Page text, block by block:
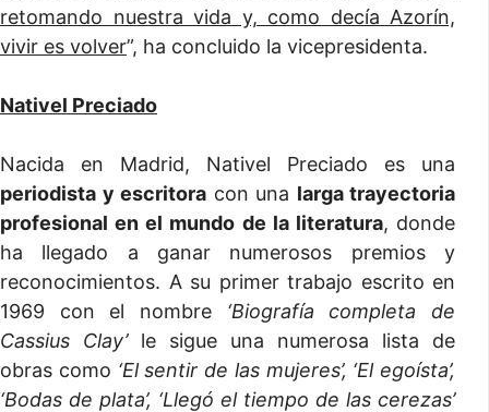
retomando nuestra vida y, como decía Azorín,
vivir es volver”, ha concluido la vicepresidenta.
Nativel Preciado
Nacida en Madrid, Nativel Preciado es una
periodista y escritora con una larga trayectoria
profesional en el mundo de la literatura, donde
ha llegado a ganar numerosos premios y
reconocimientos. A su primer trabajo escrito en
1969 con el nombre ‘Biografía completa de
Cassius Clay’ le sigue una numerosa lista de
obras como ‘El sentir de las mujeres’, ‘El egoísta’,
‘Bodas de plata’, ‘Llegó el tiempo de las cerezas’